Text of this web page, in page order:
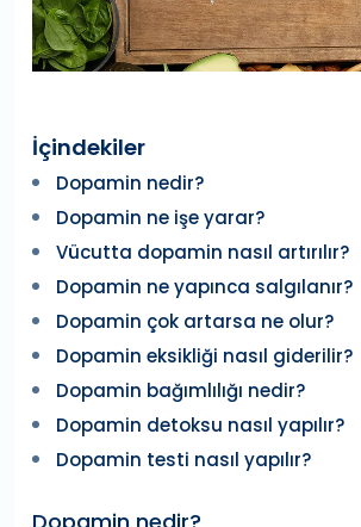
İçindekiler
Dopamin nedir?
Dopamin ne işe yarar?
Vücutta dopamin nasıl artırılır?
Dopamin ne yapınca salgılanır?
Dopamin çok artarsa ne olur?
Dopamin eksikliği nasıl giderilir?
Dopamin bağımlılığı nedir?
Dopamin detoksu nasıl yapılır?
Dopamin testi nasıl yapılır?